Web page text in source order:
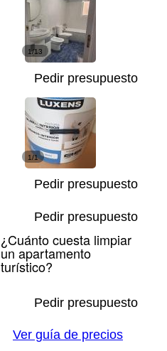
1/13
Pedir presupuesto
1/1
Pedir presupuesto
Pedir presupuesto
Pedir presupuesto
¿Cuánto cuesta limpiar
un apartamento
turístico?
Ver guía de precios